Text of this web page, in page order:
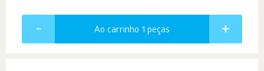
Ao carrinho 1 peças